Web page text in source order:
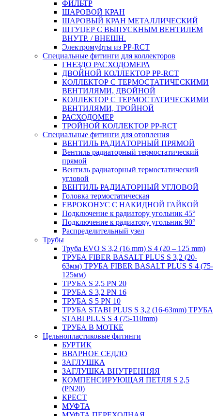
ФИЛЬТР
ШАРОВОЙ КРАН
ШАРОВЫЙ КРАН МЕТАЛЛИЧЕСКИЙ
ШТУЦЕР С ВЫПУСКНЫМ ВЕНТИЛЕМ
ВНУТР. / ВНЕШН.
Электромуфты из PP-RCT
Специальные фитинги для коллекторов
ГНЕЗДО РАСХОДОМЕРА
ДВОЙНОЙ КОЛЛЕКТОР PP-RCT
КОЛЛЕКТОР С ТЕРМОСТАТИЧЕСКИМИ
ВЕНТИЛЯМИ, ДВОЙНОЙ
КОЛЛЕКТОР С ТЕРМОСТАТИЧЕСКИМИ
ВЕНТИЛЯМИ, ТРОЙНОЙ
РАСХОДОМЕР
ТРОЙНОЙ КОЛЛЕКТОР PP-RCT
Специальные фитинги для отопления
ВЕНТИЛЬ РАДИАТОРНЫЙ ПРЯМОЙ
Вентиль радиаторный термостатический
прямой
Вентиль радиаторный термостатический
угловой
ВЕНТИЛЬ РАДИАТОРНЫЙ УГЛОВОЙ
Головка термостатическая
ЕВРОКОНУС С НАКИДНОЙ ГАЙКОЙ
Подключение к радиатору угольник 45°
Подключение к радиатору угольник 90°
Распределительный узел
Трубы
Труба EVO S 3,2 (16 mm) S 4 (20 – 125 mm)
ТРУБА FIBER BASALT PLUS S 3,2 (20-
63мм) ТРУБА FIBER BASALT PLUS S 4 (75-
125мм)
ТРУБА S 2,5 PN 20
ТРУБА S 3,2 PN 16
ТРУБА S 5 PN 10
ТРУБА STABI PLUS S 3,2 (16-63mm) ТРУБА
STABI PLUS S 4 (75-110mm)
ТРУБА В МОТКЕ
Цельнопластиковые фитинги
БУРТИК
ВВАРНОЕ СЕДЛО
ЗАГЛУШКА
ЗАГЛУШКА ВНУТРЕННЯЯ
КОМПЕНСИРУЮЩАЯ ПЕТЛЯ S 2,5
(PN20)
КРЕСТ
МУФТА